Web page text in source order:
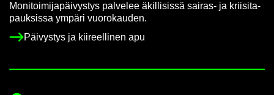
Mo­ni­toi­mi­ja­päi­vys­tys pal­ve­lee äkil­li­sis­sä sairas-​ ja krii­si­ta­
pauk­sis­sa ym­pä­ri vuo­ro­kau­den.
Päi­vys­tys ja kii­reel­li­nen apu